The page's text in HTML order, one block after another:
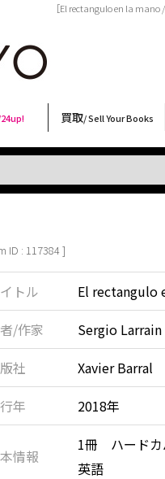
［El rectangulo en la mano
め商品 9/7up!
ント情報 7/24up!
知らせ 6/1up!
買取/ Sell Your Books
買取ブログ
買取専用フォーム
古書 / 古本の買取
美術品の買取
出張買取について
宅配買取について
店頭買取について
よくある質問
ID : 117384 ]
トル
El rectangulo
/作家
Sergio Larrain
社
Xavier Barral
年
2018年
情報
1冊 ハード
英語